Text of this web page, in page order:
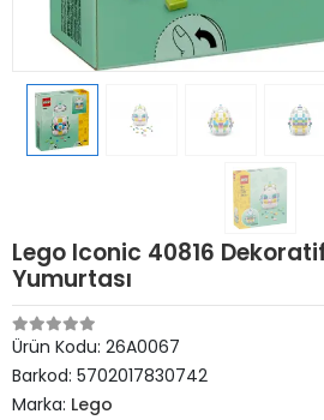
Lego Iconic 40816
Yumurtası
Ürün Kodu: 26A0067
Barkod: 5702017830742
Marka: Lego